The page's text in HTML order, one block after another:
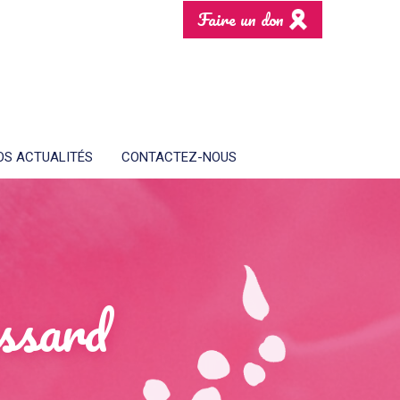
Faire un don
ACTUALITÉS CONTACTEZ-NOUS